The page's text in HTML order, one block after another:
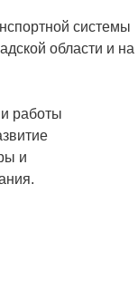
системы
области и на
работы
и